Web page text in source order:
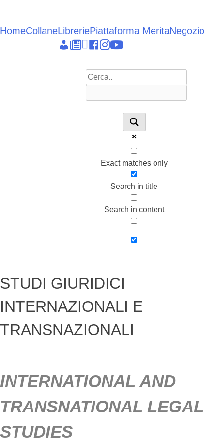
contenuto
HomeCollaneLibreriePiattaforma MeritaNegozio
Epieikeia
Dettagli
News
Linkedin
facebook
instagram
youtube
Exact matches only
Search in title
Search in content
STUDI GIURIDICI
INTERNAZIONALI E
TRANSNAZIONALI
INTERNATIONAL AND
TRANSNATIONAL LEGAL
STUDIES